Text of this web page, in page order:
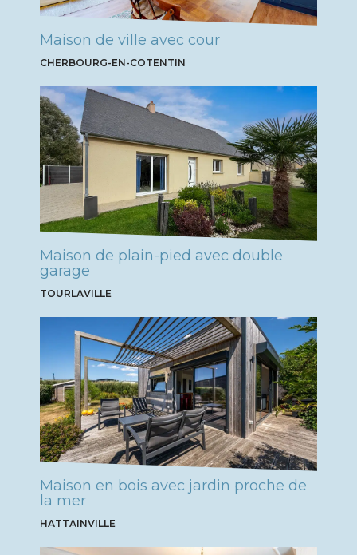
Maison de ville avec cour
CHERBOURG-EN-COTENTIN
Maison de plain-pied avec double
garage
TOURLAVILLE
Maison en bois avec jardin proche de
la mer
HATTAINVILLE